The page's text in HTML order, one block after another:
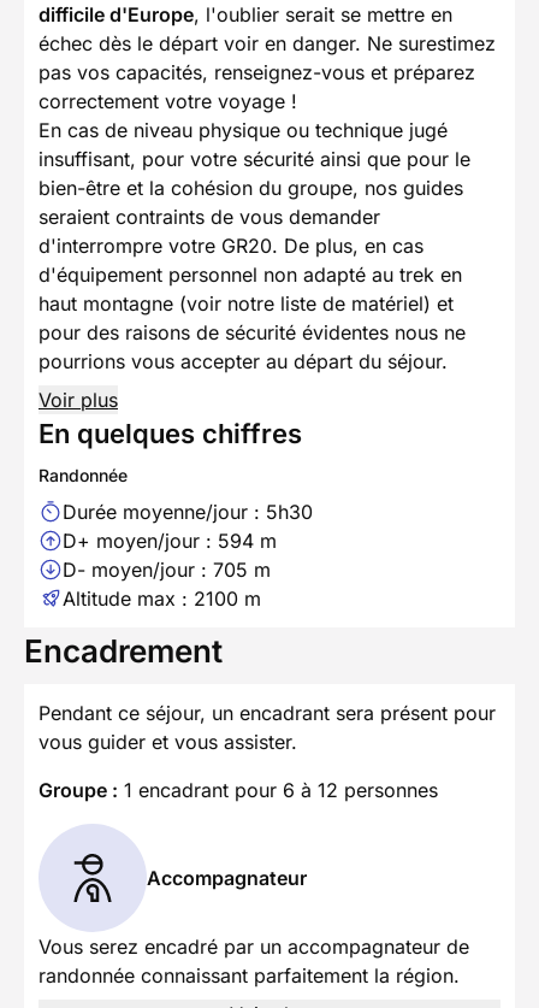
difficile d'Europe, l'oublier serait se mettre en
échec dès le départ voir en danger. Ne surestimez
pas vos capacités, renseignez-vous et préparez
correctement votre voyage !
En cas de niveau physique ou technique jugé
insuffisant, pour votre sécurité ainsi que pour le
bien-être et la cohésion du groupe, nos guides
seraient contraints de vous demander
d'interrompre votre GR20. De plus, en cas
d'équipement personnel non adapté au trek en
haut montagne (voir notre liste de matériel) et
pour des raisons de sécurité évidentes nous ne
pourrions vous accepter au départ du séjour.
Voir plus
En quelques chiffres
Randonnée
Durée moyenne/jour : 5h30
D+ moyen/jour : 594 m
D- moyen/jour : 705 m
Altitude max : 2100 m
Encadrement
Pendant ce séjour, un encadrant sera présent pour
vous guider et vous assister.
Groupe : 1 encadrant pour 6 à 12 personnes
Accompagnateur
Vous serez encadré par un accompagnateur de
randonnée connaissant parfaitement la région.